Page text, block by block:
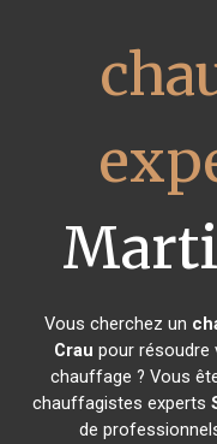
Vous cherchez un
Crau pour résoudre
chauffage ? Vous
chauffagistes experts
de